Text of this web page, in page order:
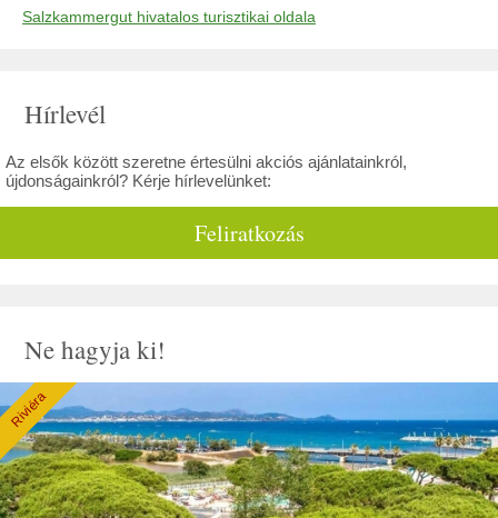
Salzkammergut hivatalos turisztikai oldala
Hírlevél
Az elsők között szeretne értesülni akciós ajánlatainkról,
újdonságainkról? Kérje hírlevelünket:
Feliratkozás
Ne hagyja ki!
Riviéra